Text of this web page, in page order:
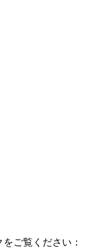
ご覧ください：